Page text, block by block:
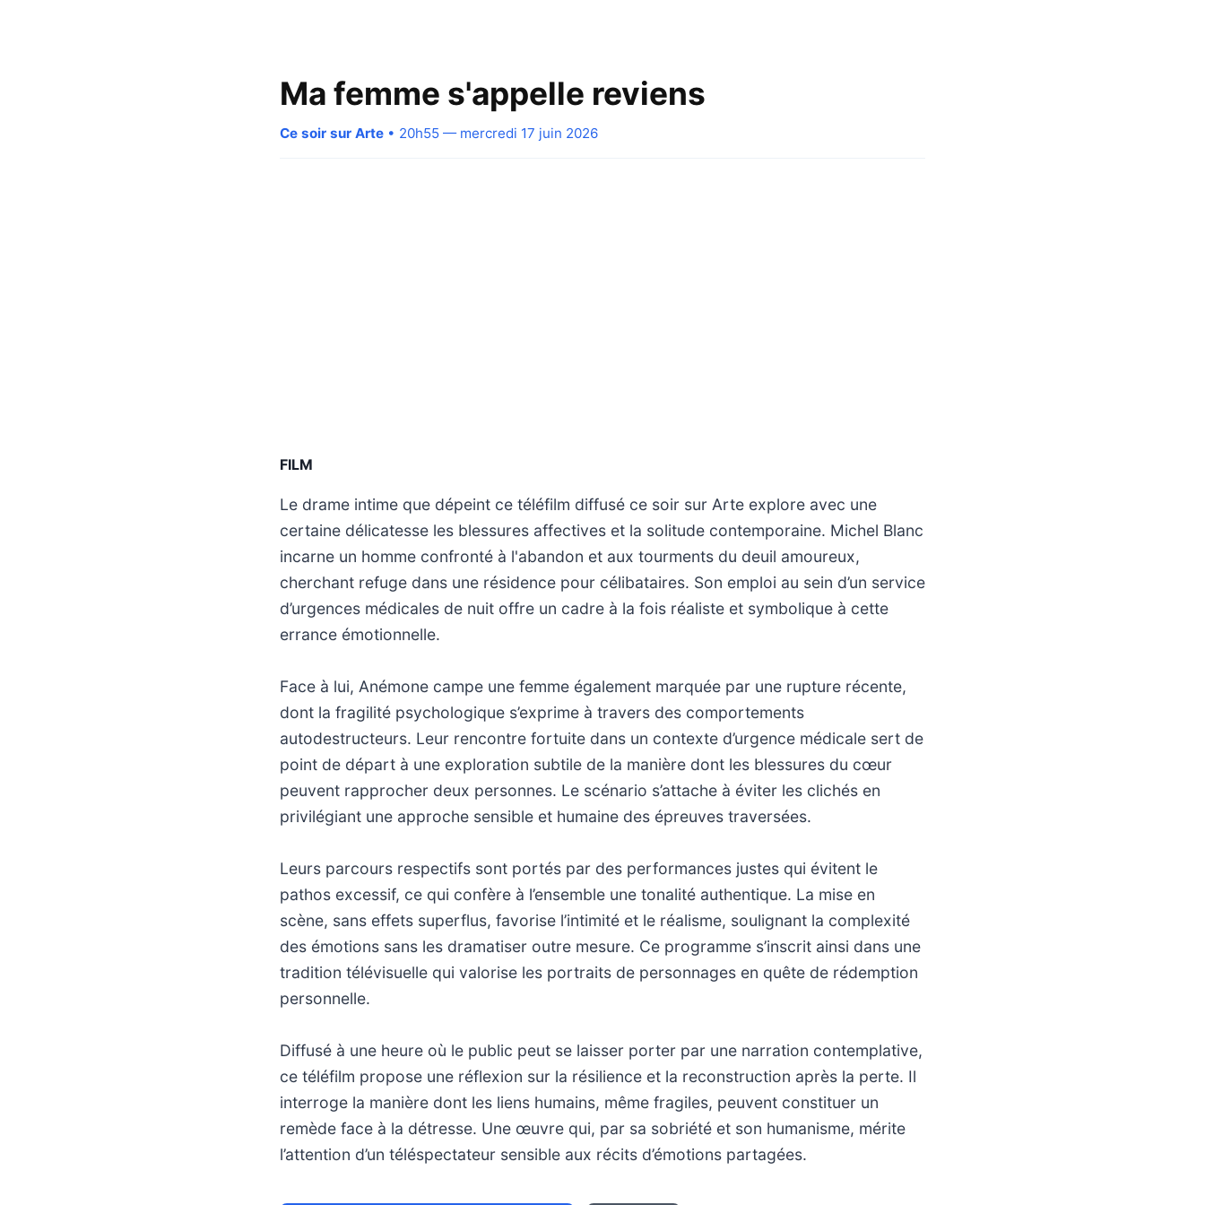
Ma femme s'appelle reviens
Ce soir sur Arte • 20h55 — mercredi 17 juin 2026
FILM
Le drame intime que dépeint ce téléfilm diffusé ce soir sur Arte explore avec une
certaine délicatesse les blessures affectives et la solitude contemporaine. Michel Blanc
incarne un homme confronté à l'abandon et aux tourments du deuil amoureux,
cherchant refuge dans une résidence pour célibataires. Son emploi au sein d’un service
d’urgences médicales de nuit offre un cadre à la fois réaliste et symbolique à cette
errance émotionnelle.
Face à lui, Anémone campe une femme également marquée par une rupture récente,
dont la fragilité psychologique s’exprime à travers des comportements
autodestructeurs. Leur rencontre fortuite dans un contexte d’urgence médicale sert de
point de départ à une exploration subtile de la manière dont les blessures du cœur
peuvent rapprocher deux personnes. Le scénario s’attache à éviter les clichés en
privilégiant une approche sensible et humaine des épreuves traversées.
Leurs parcours respectifs sont portés par des performances justes qui évitent le
pathos excessif, ce qui confère à l’ensemble une tonalité authentique. La mise en
scène, sans effets superflus, favorise l’intimité et le réalisme, soulignant la complexité
des émotions sans les dramatiser outre mesure. Ce programme s’inscrit ainsi dans une
tradition télévisuelle qui valorise les portraits de personnages en quête de rédemption
personnelle.
Diffusé à une heure où le public peut se laisser porter par une narration contemplative,
ce téléfilm propose une réflexion sur la résilience et la reconstruction après la perte. Il
interroge la manière dont les liens humains, même fragiles, peuvent constituer un
remède face à la détresse. Une œuvre qui, par sa sobriété et son humanisme, mérite
l’attention d’un téléspectateur sensible aux récits d’émotions partagées.